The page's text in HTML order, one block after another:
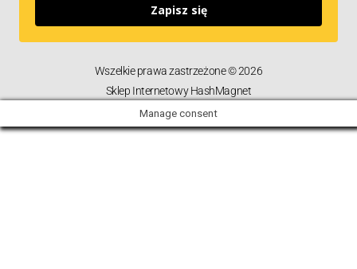
Zapisz się
Wszelkie prawa zastrzeżone © 2026
Sklep Internetowy HashMagnet
Manage consent